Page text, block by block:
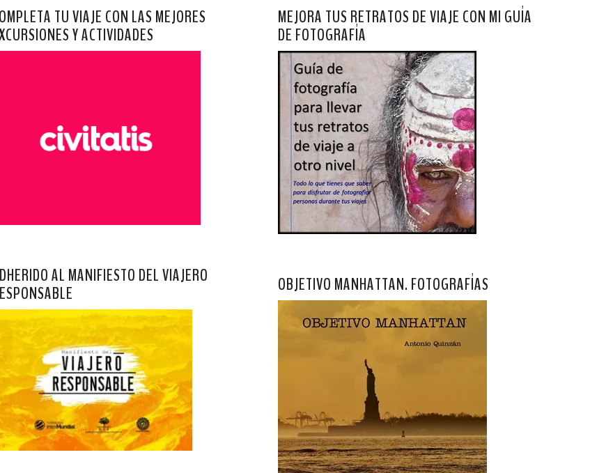
TU VIAJE CON LAS MEJORES
Y ACTIVIDADES
AL MANIFIESTO DEL VIAJERO
MEJORA TUS RETRATOS DE VIAJE CON MI GUÍA
DE FOTOGRAFÍA
OBJETIVO MANHATTAN. FOTOGRAFÍAS